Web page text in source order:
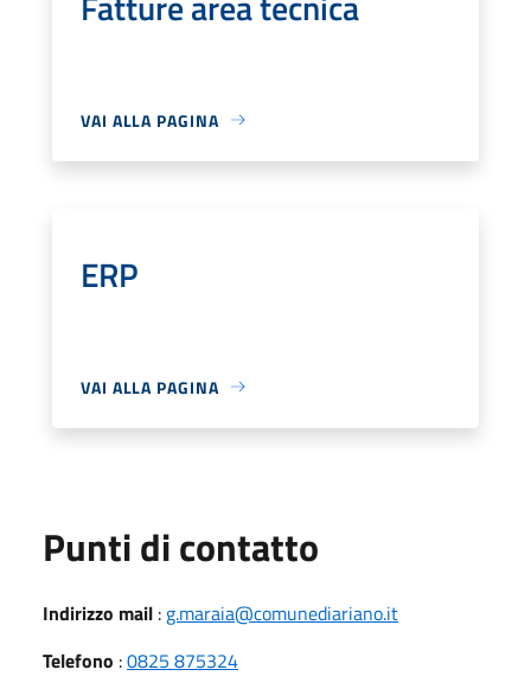
VAI ALLA PAGINA
ERP
VAI ALLA PAGINA
Punti di contatto
Indirizzo mail : g.maraia@comunediariano.it
Telefono :0825 875324